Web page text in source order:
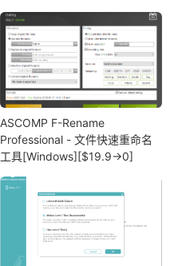
ASCOMP F-Rename
Professional - 文件快速重命名
工具[Windows][$19.9→0]